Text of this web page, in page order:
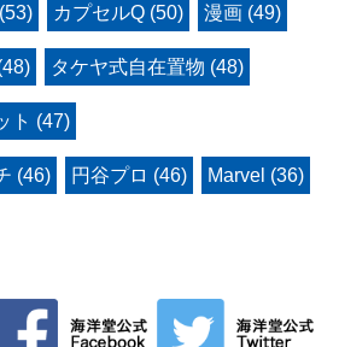
カプセルQ (50) 漫画 (49)
タケヤ式自在置物 (48)
ト (47)
(46) 円谷プロ (46) Marvel (36)